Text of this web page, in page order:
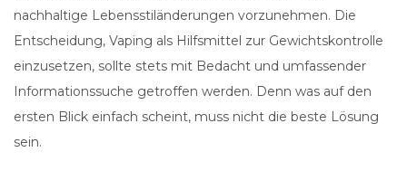
nachhaltige Lebensstiländerungen vorzunehmen. Die
Entscheidung, Vaping als Hilfsmittel zur Gewichtskontrolle
einzusetzen, sollte stets mit Bedacht und umfassender
Informationssuche getroffen werden. Denn was auf den
ersten Blick einfach scheint, muss nicht die beste Lösung
sein.